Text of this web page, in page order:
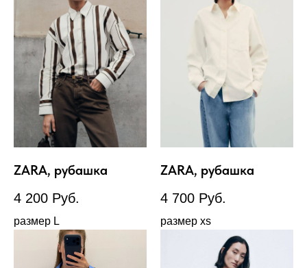
ZARA, рубашка
4 200 Руб.
размер L
ZARA, рубашка
4 700 Руб.
размер xs